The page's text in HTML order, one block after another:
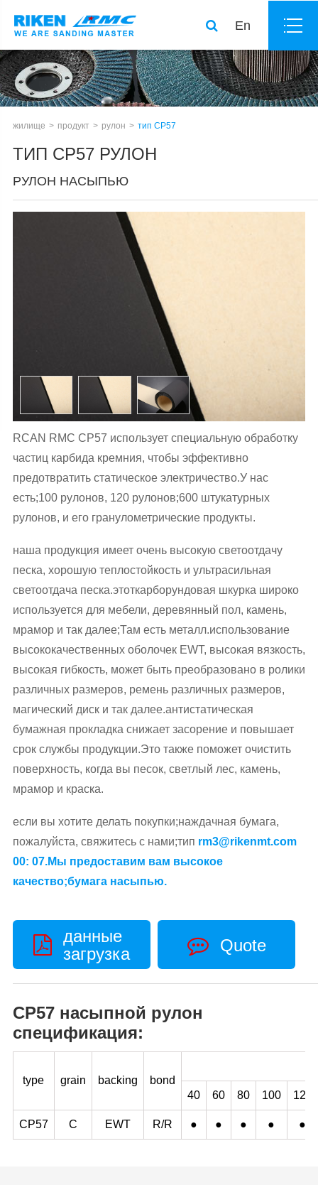
En
жилище продукт рулон тип CP57
ТИП CP57 РУЛОН
РУЛОН НАСЫПЬЮ
RCAN RMC CP57 использует специальную обработку
частиц карбида кремния, чтобы эффективно
предотвратить статическое электричество.У нас
есть;100 рулонов, 120 рулонов;600 штукатурных
рулонов, и его гранулометрические продукты.
наша продукция имеет очень высокую светоотдачу
песка, хорошую теплостойкость и ультрасильная
светоотдача песка.этоткарборундовая шкурка широко
используется для мебели, деревянный пол, камень,
мрамор и так далее;Там есть металл.использование
высококачественных оболочек EWT, высокая вязкость,
высокая гибкость, может быть преобразовано в ролики
различных размеров, ремень различных размеров,
магический диск и так далее.антистатическая
бумажная прокладка снижает засорение и повышает
срок службы продукции.Это также поможет очистить
поверхность, когда вы песок, светлый лес, камень,
мрамор и краска.
если вы хотите делать покупки;наждачная бумага,
пожалуйста, свяжитесь с нами;тип rm3@rikenmt.com
00: 07.Мы предоставим вам высокое
качество;бумага насыпью.
данные
загрузка
Quote
CP57 насыпной рулон
спецификация:
type grain backing
bond
40
60 80 100 120
CP57 C EWT R/R ● ● ● ● ●